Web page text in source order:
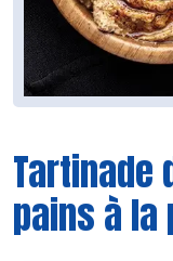
Tartinade
pains à la